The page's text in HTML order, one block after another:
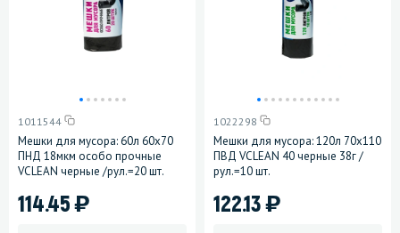
1011544
Мешки для мусора: 60л 60х70
ПНД 18мкм особо прочные
VCLEAN черные /рул.=20 шт.
114.45)
1022298
Мешки для мусора: 120л 70х110
ПВД VCLEAN 40 черные 38г /
рул.=10 шт.
122.13)